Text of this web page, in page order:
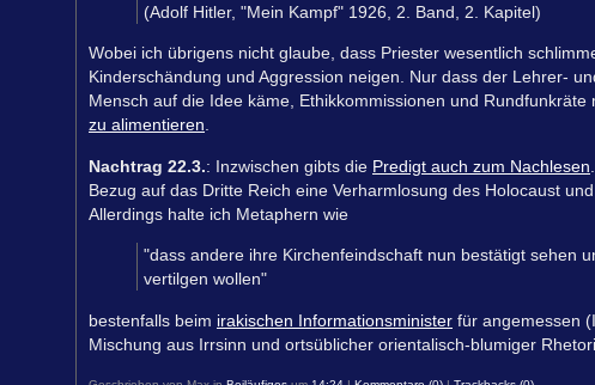
(Adolf Hitler, "Mein Kampf" 1926, 2. Band, 2. Kapitel)
Wobei ich übrigens nicht glaube, dass Priester wesentlich
Kinderschändung und Aggression neigen. Nur dass der Lehrer-
Mensch auf die Idee käme, Ethikkommissionen und
zu alimentieren.
Nachtrag 22.3.: Inzwischen gibts die Predigt auch zum Nachlesen
Bezug auf das Dritte Reich eine Verharmlosung des Holocaust
Allerdings halte ich Metaphern wie
"dass andere ihre Kirchenfeindschaft nun bestätigt sehen
vertilgen wollen"
bestenfalls beim irakischen Informationsminister für angemessen
Mischung aus Irrsinn und ortsüblicher orientalisch-blumiger